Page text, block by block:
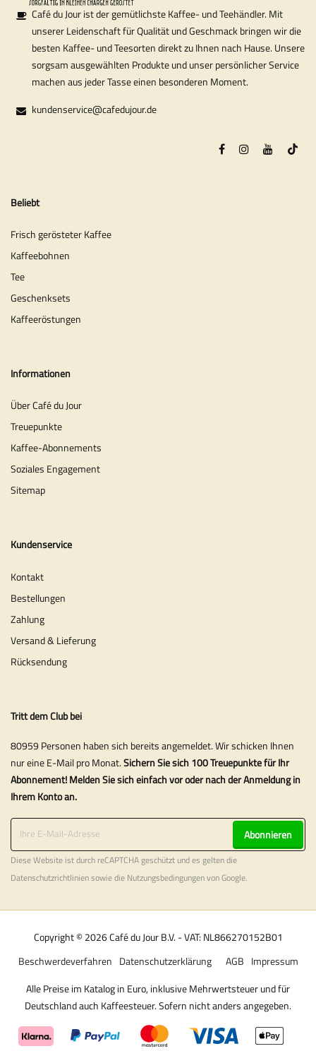
Café du Jour ist der gemütlichste Kaffee- und Teehändler. Mit
unserer Leidenschaft für Qualität und Geschmack bringen wir die
besten Kaffee- und Teesorten direkt zu Ihnen nach Hause. Unsere
sorgsam ausgewählten Produkte und unser persönlicher Service
machen aus jeder Tasse einen besonderen Moment.
kundenservice@cafedujour.de
Beliebt
Frisch gerösteter Kaffee
Kaffeebohnen
Tee
Geschenksets
Kaffeeröstungen
Informationen
Über Café du Jour
Treuepunkte
Kaffee-Abonnements
Soziales Engagement
Sitemap
Kundenservice
Kontakt
Bestellungen
Zahlung
Versand & Lieferung
Rücksendung
Tritt dem Club bei
80959 Personen haben sich bereits angemeldet. Wir schicken Ihnen
nur eine E-Mail pro Monat.Sichern Sie sich 100 Treuepunkte für Ihr
Abonnement! Melden Sie sich einfach vor oder nach der Anmeldung in
Ihrem Konto an.
Abonnieren
Diese Website ist durch reCAPTCHA geschützt und es gelten die
Datenschutzrichtliniensowie die Nutzungsbedingungenvon Google.
Copyright © 2026 Café du Jour B.V. - VAT: NL866270152B01
Impressum
AGB
Datenschutzerklärung
Beschwerdeverfahren
Alle Preise im Katalog in Euro, inklusive Mehrwertsteuer und für
Deutschland auch Kaffeesteuer. Sofern nicht anders angegeben.